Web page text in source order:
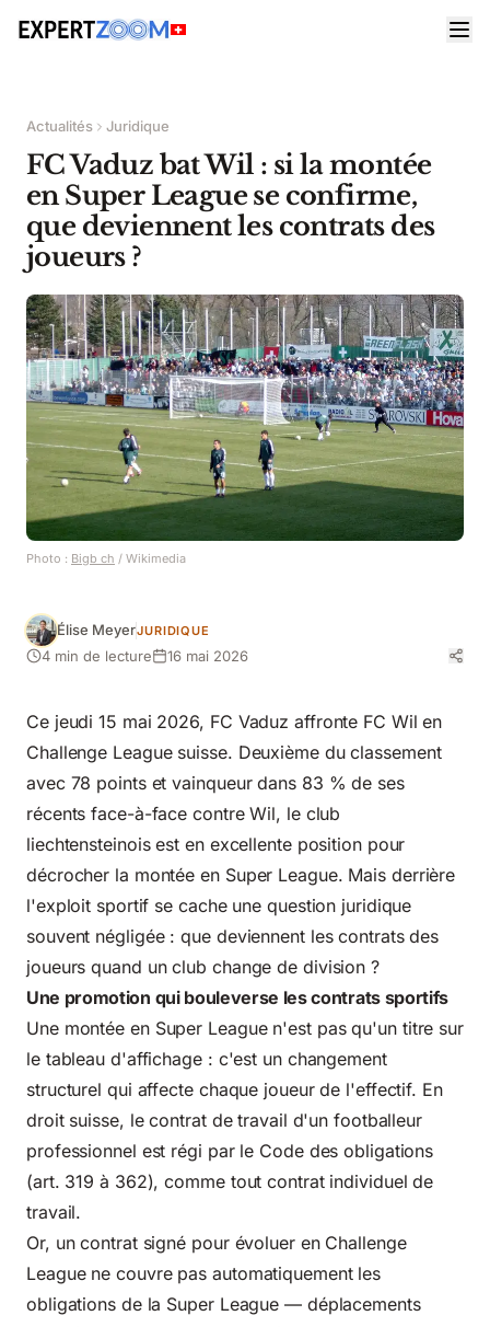
Actualités Juridique
FC Vaduz bat Wil : si la montée
en Super League se confirme,
que deviennent les contrats des
joueurs ?
Photo : Bigb ch / Wikimedia
Élise MeyerJURIDIQUE
4 min de lecture 16 mai 2026
Ce jeudi 15 mai 2026, FC Vaduz affronte FC Wil en
Challenge League suisse. Deuxième du classement
avec 78 points et vainqueur dans 83 % de ses
récents face-à-face contre Wil, le club
liechtensteinois est en excellente position pour
décrocher la montée en Super League. Mais derrière
l'exploit sportif se cache une question juridique
souvent négligée : que deviennent les contrats des
joueurs quand un club change de division ?
Une promotion qui bouleverse les contrats sportifs
Une montée en Super League n'est pas qu'un titre sur
le tableau d'affichage : c'est un changement
structurel qui affecte chaque joueur de l'effectif. En
droit suisse, le contrat de travail d'un footballeur
professionnel est régi par le Code des obligations
(art. 319 à 362), comme tout contrat individuel de
travail.
Or, un contrat signé pour évoluer en Challenge
League ne couvre pas automatiquement les
obligations de la Super League — déplacements